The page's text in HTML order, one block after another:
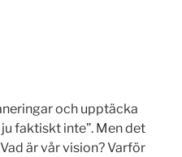
och upptäcka
faktiskt inte”. Men det
är vår vision? Varför